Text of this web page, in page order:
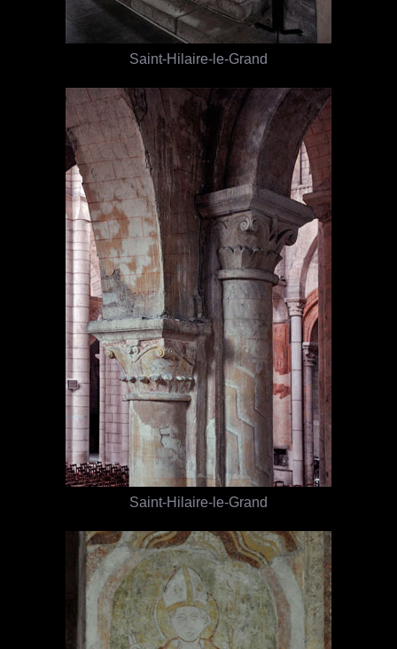
Saint-Hilaire-le-Grand
Saint-Hilaire-le-Grand